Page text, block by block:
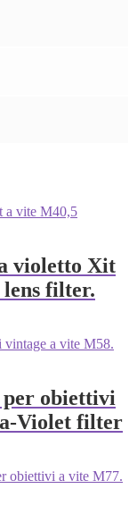
violetto Xit
filter.
obiettivi
Violet filter